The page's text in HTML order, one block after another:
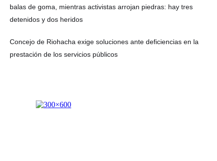
balas de goma, mientras activistas arrojan piedras: hay tres
detenidos y dos heridos
Concejo de Riohacha exige soluciones ante deficiencias en la
prestación de los servicios públicos